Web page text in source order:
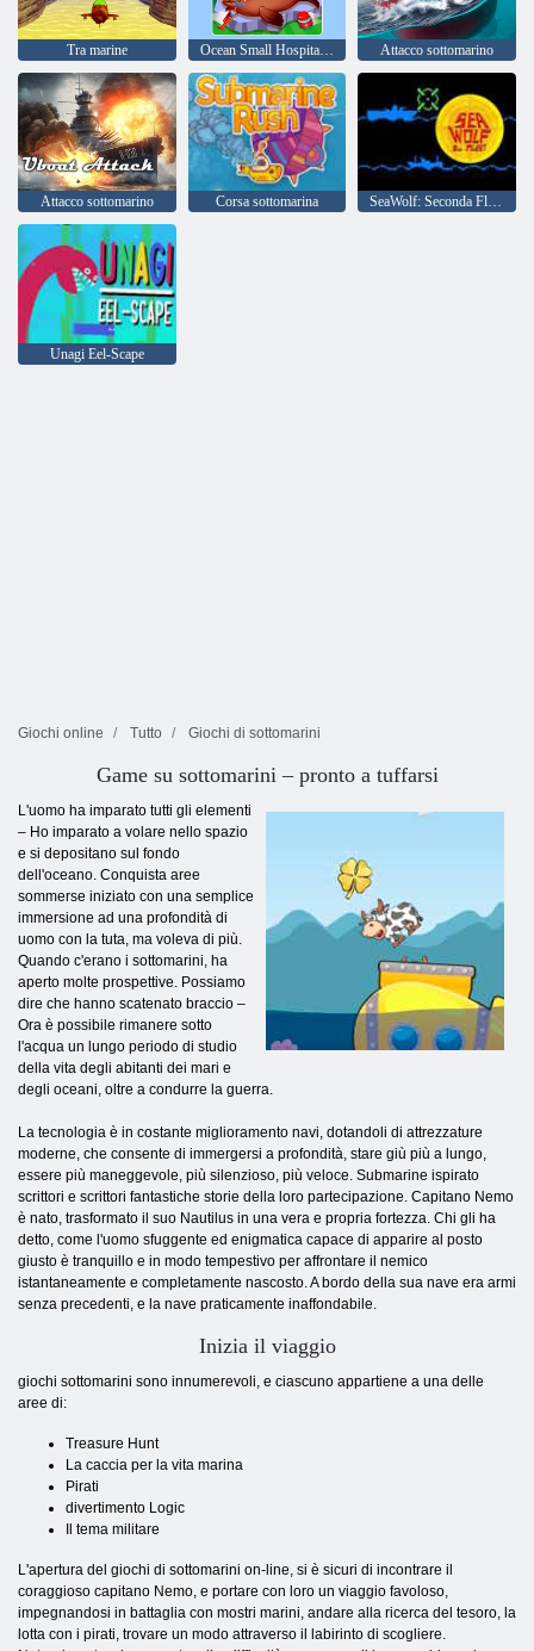
Tra marine Ocean Small Hospital - Dottore Attacco sottomarino
Attacco sottomarino Corsa sottomarina SeaWolf: Seconda Flotta
Unagi Eel-Scape
Giochi online Tutto Giochi di sottomarini
Game su sottomarini – pronto a tuffarsi
L'uomo ha imparato tutti gli elementi
– Ho imparato a volare nello spazio
e si depositano sul fondo
dell'oceano. Conquista aree
sommerse iniziato con una semplice
immersione ad una profondità di
uomo con la tuta, ma voleva di più.
Quando c'erano i sottomarini, ha
aperto molte prospettive. Possiamo
dire che hanno scatenato braccio –
Ora è possibile rimanere sotto
l'acqua un lungo periodo di studio
della vita degli abitanti dei mari e
degli oceani, oltre a condurre la guerra.
La tecnologia è in costante miglioramento navi, dotandoli di attrezzature
moderne, che consente di immergersi a profondità, stare giù più a lungo,
essere più maneggevole, più silenzioso, più veloce. Submarine ispirato
scrittori e scrittori fantastiche storie della loro partecipazione. Capitano Nemo
è nato, trasformato il suo Nautilus in una vera e propria fortezza. Chi gli ha
detto, come l'uomo sfuggente ed enigmatica capace di apparire al posto
giusto è tranquillo e in modo tempestivo per affrontare il nemico
istantaneamente e completamente nascosto. A bordo della sua nave era armi
senza precedenti, e la nave praticamente inaffondabile.
Inizia il viaggio
giochi sottomarini sono innumerevoli, e ciascuno appartiene a una delle
aree di:
Treasure Hunt
La caccia per la vita marina
Pirati
divertimento Logic
Il tema militare
L'apertura del giochi di sottomarini on-line, si è sicuri di incontrare il
coraggioso capitano Nemo, e portare con loro un viaggio favoloso,
impegnandosi in battaglia con mostri marini, andare alla ricerca del tesoro, la
lotta con i pirati, trovare un modo attraverso il labirinto di scogliere.